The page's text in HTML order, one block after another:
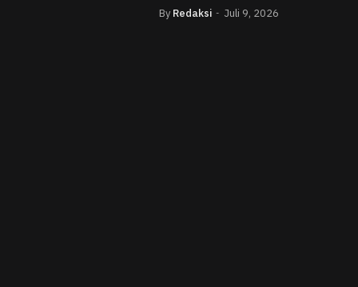
By Redaksi Juli 9, 2026